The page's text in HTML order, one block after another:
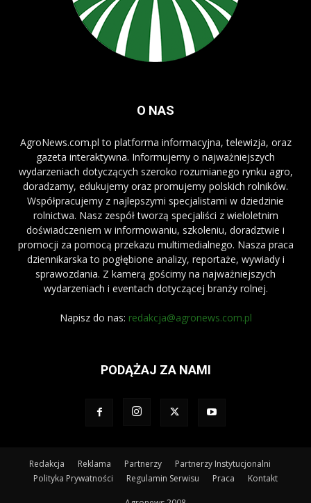
O NAS
AgroNews.com.pl to platforma informacyjna, telewizja, oraz
gazeta interaktywna. Informujemy o najważniejszych
wydarzeniach dotyczących szeroko rozumianego rynku agro,
doradzamy, edukujemy oraz promujemy polskich rolników.
Współpracujemy z najlepszymi specjalistami w dziedzinie
rolnictwa. Nasz zespół tworzą specjaliści z wieloletnim
doświadczeniem w informowaniu, szkoleniu, doradztwie i
promocji za pomocą przekazu multimedialnego. Nasza praca
dziennikarska to pogłębione analizy, reportaże, wywiady i
sprawozdania. Z kamerą gościmy na najważniejszych
wydarzeniach i eventach dotyczącej branży rolnej.
Napisz do nas: redakcja@agronews.com.pl
PODĄŻAJ ZA NAMI
Redakcja Reklama Partnerzy
Partnerzy Instytucjonalni
Polityka Prywatności
Regulamin Serwisu Praca Kontakt